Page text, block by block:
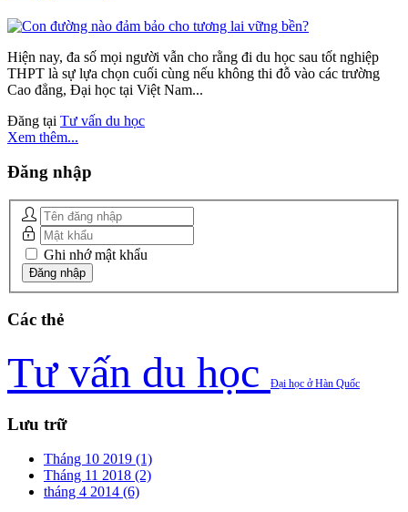
Hiện nay, đa số mọi người vẫn cho rằng đi du học sau tốt nghiệp
THPT là sự lựa chọn cuối cùng nếu không thi đỗ vào các trường
Cao đẳng, Đại học tại Việt Nam...
Đăng tại Tư vấn du học
Xem thêm...
Đăng nhập
Ghi nhớ mật khẩu
Các thẻ
Tư vấn du học Đại học ở Hàn Quốc
Lưu trữ
Tháng 10 2019 (1)
Tháng 11 2018 (2)
tháng 4 2014 (6)